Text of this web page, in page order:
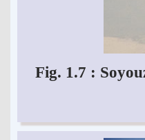
Fig. 1.7 :